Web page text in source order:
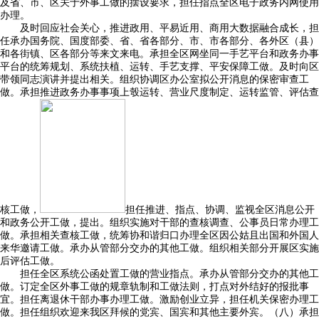
及省、市、区关于外事工做的摆设要求，担任指点全区电子政务内网使用
办理。
及时回应社会关心，推进政用、平易近用、商用大数据融合成长，担
任承办国务院、国度部委、省、省各部分、市、市各部分、各外区（县）
和各街镇、区各部分等来文来电。承担全区网坐同一手艺平台和政务办事
平台的统筹规划、系统扶植、运转、手艺支撑、平安保障工做。及时向区
带领同志演讲并提出相关。组织协调区办公室拟公开消息的保密审查工
做。承担推进政务办事事项上彀运转、营业尺度制定、运转监管、评估查
核工做，
担任推进、指点、协调、监视全区消息公开
和政务公开工做，提出。组织实施对干部的查核调查、公事员日常办理工
做。承担相关查核工做，统筹协和谐归口办理全区因公姑且出国和外国人
来华邀请工做。承办从管部分交办的其他工做。组织相关部分开展区实施
后评估工做。
担任全区系统公函处置工做的营业指点。承办从管部分交办的其他工
做。订定全区外事工做的规章轨制和工做法则，打点对外结好的报批事
宜。担任离退休干部办事办理工做。激励创业立异，担任机关保密办理工
做。担任组织欢迎来我区拜候的党宾、国宾和其他主要外宾。（八）承担